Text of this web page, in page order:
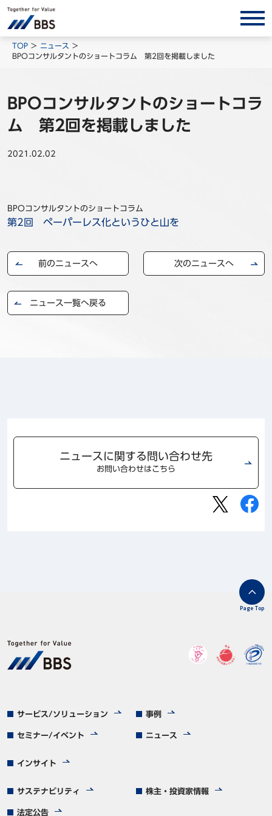
株主・投資家情報 採用情報
サービス/ソリューション
BPO
インサイト
対談/鼎談
事例
セミナ−
TOP
ニュース
BPOコンサルタントのショートコラム 第2回を掲載しました
BPOコンサルタントのショートコラ
ム 第2回を掲載しました
2021.02.02
BPOコンサルタントのショートコラム
第2回 ペーパーレス化というひと山を
前のニュースへ 次のニュースへ
ニュース一覧へ戻る
ニュースに関する問い合わせ先
お問い合わせはこちら
サービス/ソリューション 事例
セミナー/イベント ニュース
インサイト
サステナビリティ 株主・投資家情報
法定公告
Page Top